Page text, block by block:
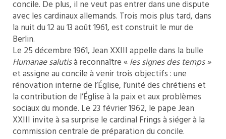
concile. De plus, il ne veut pas entrer dans une dispute
avec les cardinaux allemands. Trois mois plus tard, dans
la nuit du 12 au 13 août 1961, est construit le mur de
Berlin.
Le 25 décembre 1961, Jean XXIII appelle dans la bulle
Humanae salutisà reconnaître «les signes des temps »
et assigne au concile à venir trois objectifs : une
rénovation interne de l’Église, l’unité des chrétiens et
la contribution de l’Église à la paix et aux problèmes
sociaux du monde. Le 23 février 1962, le pape Jean
XXIII invite à sa surprise le cardinal Frings à siéger à la
commission centrale de préparation du concile.